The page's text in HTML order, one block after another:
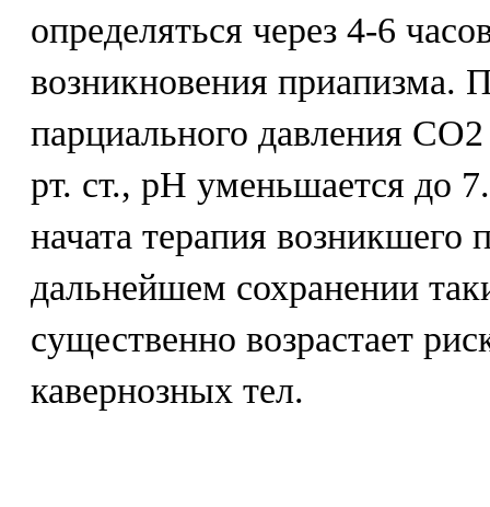
определяться через 4-6
возникновения приапизма.
парциального давления
рт. ст., рН уменьшается до
начата терапия возникшего
дальнейшем сохранении
существенно возрастает
кавернозных тел.